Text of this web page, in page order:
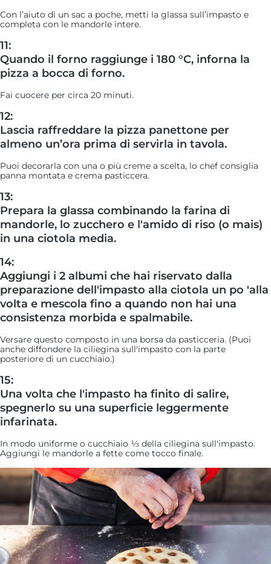
Con l’aiuto di un sac a poche, metti la glassa sull’impasto e
completa con le mandorle intere.
11:
Quando il forno raggiunge i 180 °C, inforna la
pizza a bocca di forno.
Fai cuocere per circa 20 minuti.
12:
Lascia raffreddare la pizza panettone per
almeno un’ora prima di servirla in tavola.
Puoi decorarla con una o più creme a scelta, lo chef consiglia
panna montata e crema pasticcera.
13:
Prepara la glassa combinando la farina di
mandorle, lo zucchero e l'amido di riso (o mais)
in una ciotola media.
14:
Aggiungi i 2 albumi che hai riservato dalla
preparazione dell'impasto alla ciotola un po 'alla
volta e mescola fino a quando non hai una
consistenza morbida e spalmabile.
Versare questo composto in una borsa da pasticceria. (Puoi
anche diffondere la ciliegina sull'impasto con la parte
posteriore di un cucchiaio.)
15:
Una volta che l'impasto ha finito di salire,
spegnerlo su una superficie leggermente
infarinata.
In modo uniforme o cucchiaio ⅓ della ciliegina sull'impasto.
Aggiungi le mandorle a fette come tocco finale.